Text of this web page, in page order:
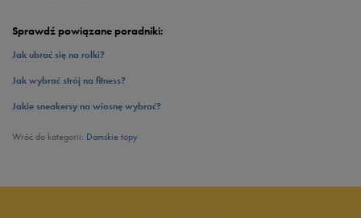
Sprawdź powiązane poradniki:
Jak ubrać się na rolki?
Jak wybrać strój na fitness?
Jakie sneakersy na wiosnę wybrać?
Wróć do kategorii: Damskie topy